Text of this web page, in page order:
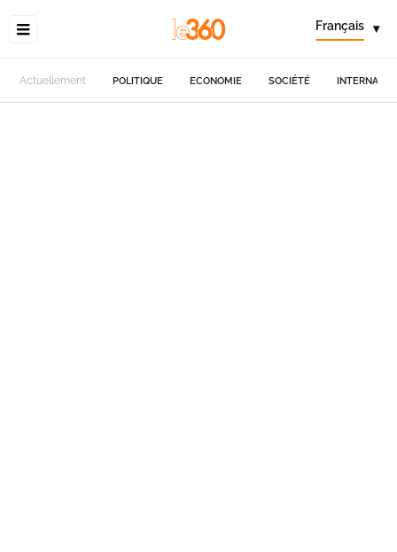
Français ▾
Actuellement POLITIQUE ECONOMIE SOCIÉTÉ